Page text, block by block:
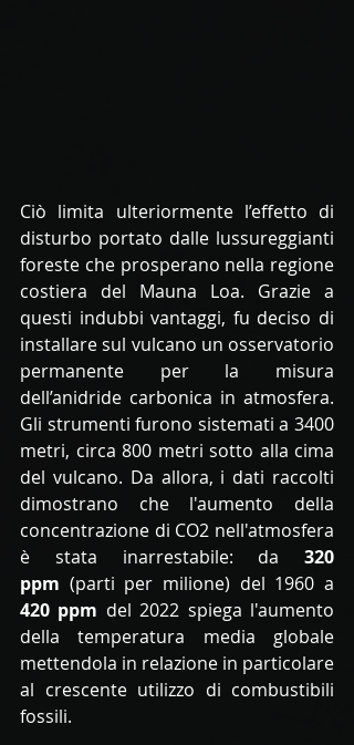
Ciò limita ulteriormente l’effetto di
disturbo portato dalle lussureggianti
foreste che prosperano nella regione
costiera del Mauna Loa. Grazie a
questi indubbi vantaggi, fu deciso di
installare sul vulcano un osservatorio
permanente per la misura
dell’anidride carbonica in atmosfera.
Gli strumenti furono sistemati a 3400
metri, circa 800 metri sotto alla cima
del vulcano. Da allora, i dati raccolti
dimostrano che l'aumento della
concentrazione di CO2 nell'atmosfera
è stata inarrestabile: da 320
ppm
420 ppm del 2022 spiega l'aumento
della temperatura media globale
mettendola in relazione in particolare
al crescente utilizzo di combustibili
fossili.